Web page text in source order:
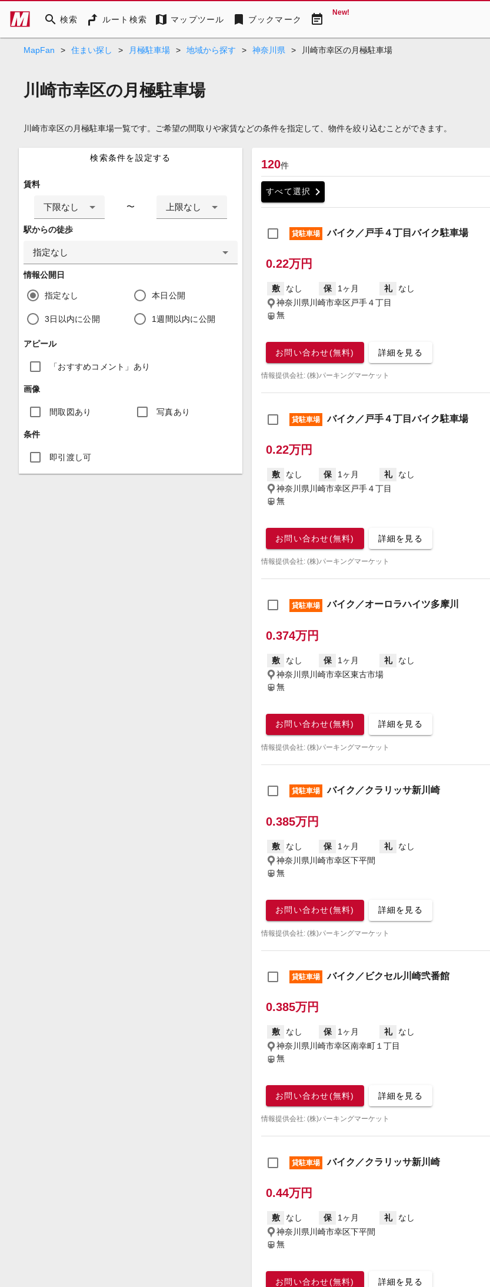
search 検索 ルート検索 map マップツール bookmark ブックマーク event_note New!
MapFan > 住まい探し > 月極駐車場 > 地域から探す > 神奈川県 > 川崎市幸区の月極駐車場
川崎市幸区の月極駐車場
川崎市幸区の月極駐車場一覧です。ご希望の間取りや家賃などの条件を指定して、物件を絞り込むことができます。
検索条件を設定する
賃料
下限なし 〜 上限なし
駅からの徒歩
指定なし
情報公開日
指定なし 本日公開
3日以内に公開 1週間以内に公開
アピール
「おすすめコメント」あり
画像
間取図あり 写真あり
条件
即引渡し可
120件
すべて選択 chevron_right
貸駐車場 バイク／戸手４丁目バイク駐車場
0.22万円
敷 なし 保 1ヶ月 礼
なし
神奈川県川崎市幸区戸手４丁目
無
お問い合わせ(無料) 詳細を見る
情報提供会社: (株)パーキングマーケット
貸駐車場 バイク／戸手４丁目バイク駐車場
0.22万円
敷 なし 保 1ヶ月 礼
なし
神奈川県川崎市幸区戸手４丁目
無
お問い合わせ(無料) 詳細を見る
情報提供会社: (株)パーキングマーケット
貸駐車場 バイク／オーロラハイツ多摩川
0.374万円
敷 なし 保 1ヶ月 礼
なし
神奈川県川崎市幸区東古市場
無
お問い合わせ(無料) 詳細を見る
情報提供会社: (株)パーキングマーケット
貸駐車場 バイク／クラリッサ新川崎
0.385万円
敷 なし 保 1ヶ月 礼
なし
神奈川県川崎市幸区下平間
無
お問い合わせ(無料) 詳細を見る
情報提供会社: (株)パーキングマーケット
貸駐車場 バイク／ビクセル川崎弐番館
0.385万円
敷 なし 保 1ヶ月 礼
なし
神奈川県川崎市幸区南幸町１丁目
無
お問い合わせ(無料) 詳細を見る
情報提供会社: (株)パーキングマーケット
貸駐車場 バイク／クラリッサ新川崎
0.44万円
敷 なし 保 1ヶ月 礼
なし
神奈川県川崎市幸区下平間
無
お問い合わせ(無料) 詳細を見る